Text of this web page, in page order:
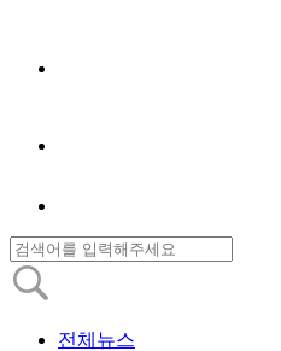
전체뉴스